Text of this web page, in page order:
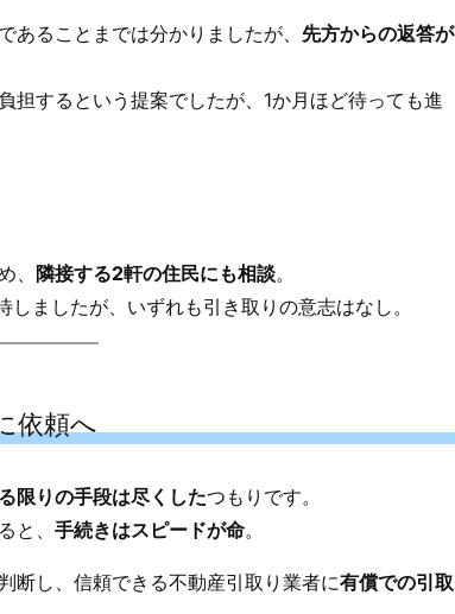
ることまでは分かりましたが、 先方からの返答が
担するという提案でしたが、1か月ほど待っても進
、 隣接する2軒の住民にも相談。
ましたが、いずれも引き取りの意志はなし。
依頼へ
限りの手段は尽くしたつもりです。
と、 手続きはスピードが命。
断し、信頼できる不動産引取り業者に有償での引取